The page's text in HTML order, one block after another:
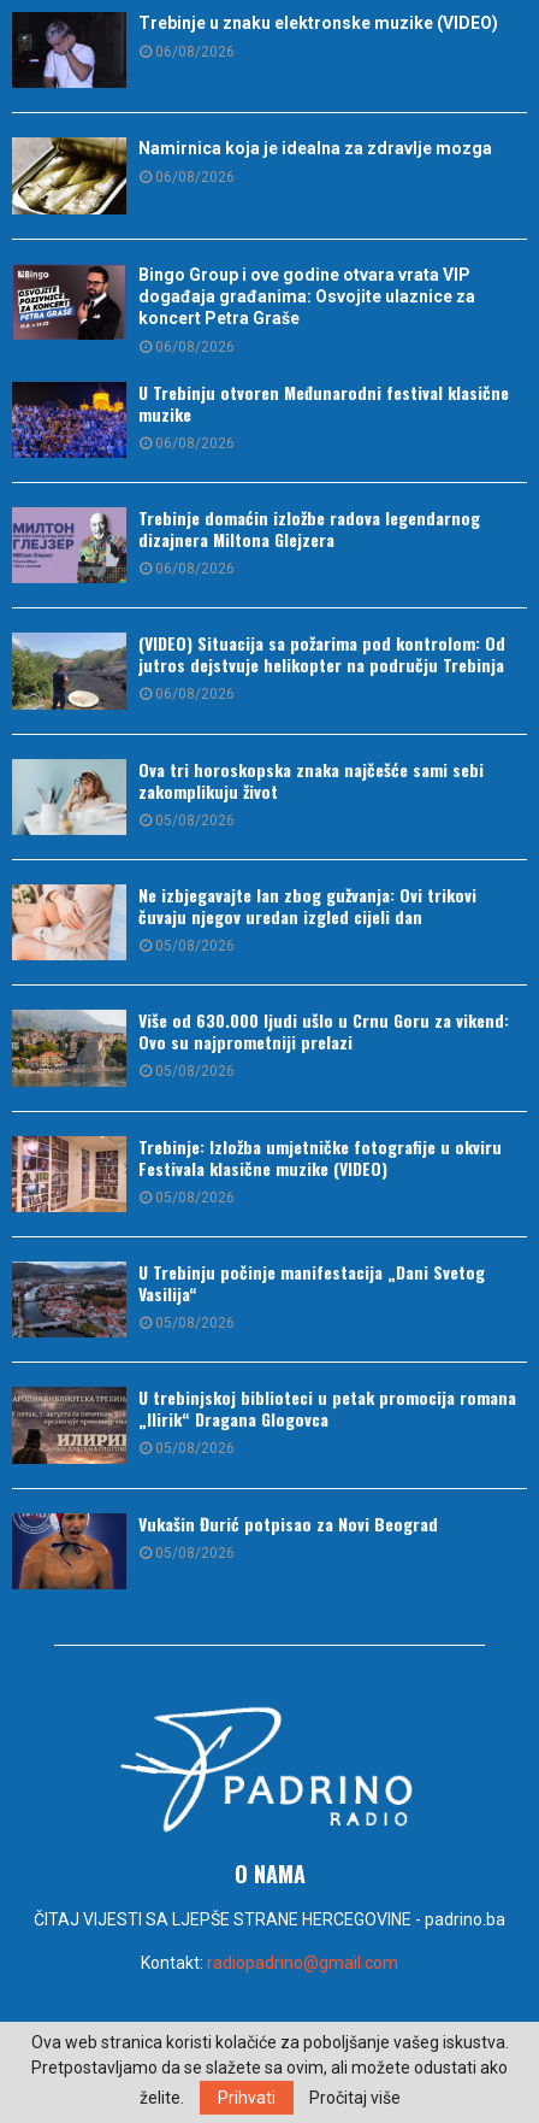
Trebinje u znaku elektronske muzike (VIDEO)
06/08/2026
Namirnica koja je idealna za zdravlje mozga
06/08/2026
Bingo Group i ove godine otvara vrata VIP
događaja građanima: Osvojite ulaznice za
koncert Petra Graše
06/08/2026
U Trebinju otvoren Međunarodni festival klasične
muzike
06/08/2026
Trebinje domaćin izložbe radova legendarnog
dizajnera Miltona Glejzera
06/08/2026
(VIDEO) Situacija sa požarima pod kontrolom: Od
jutros dejstvuje helikopter na području Trebinja
06/08/2026
Ova tri horoskopska znaka najčešće sami sebi
zakomplikuju život
05/08/2026
Ne izbjegavajte lan zbog gužvanja: Ovi trikovi
čuvaju njegov uredan izgled cijeli dan
05/08/2026
Više od 630.000 ljudi ušlo u Crnu Goru za vikend:
Ovo su najprometniji prelazi
05/08/2026
Trebinje: Izložba umjetničke fotografije u okviru
Festivala klasične muzike (VIDEO)
05/08/2026
U Trebinju počinje manifestacija „Dani Svetog
Vasilija“
05/08/2026
U trebinjskoj biblioteci u petak promocija romana
„Ilirik“ Dragana Glogovca
05/08/2026
Vukašin Đurić potpisao za Novi Beograd
05/08/2026
O NAMA
ČITAJ VIJESTI SA LJEPŠE STRANE HERCEGOVINE - padrino.ba
Kontakt: radiopadrino@gmail.com
PRATITE NAS
Ova web stranica koristi kolačiće za poboljšanje vašeg iskustva.
Pretpostavljamo da se slažete sa ovim, ali možete odustati ako
želite.
Prihvati Pročitaj više